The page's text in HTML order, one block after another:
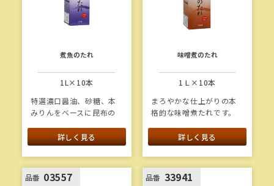
煮魚のたれ
1L×10本
特選濃口醤油、砂糖、本
みりんをベースに昆布の
クで家庭的な味の煮魚の
たれです。
1本当たり重量：1.3kg
詳しく見る
味噌煮のたれ
1Ｌ×10本
まろやかな仕上がりの本
格的な味噌煮たれです。
ランスよく合わせ、味に
深みがあります。
1本当たり重量：1.3kg
詳しく見る
品番 03557 品番 33941